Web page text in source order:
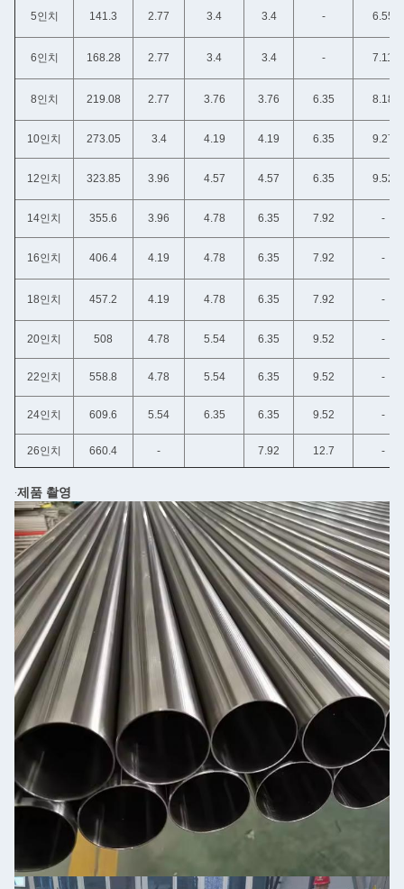
5인치 141.3 2.77 3.4 3.4 - 6.55
6인치 168.28 2.77 3.4 3.4 - 7.11
8인치 219.08 2.77 3.76 3.76 6.35 8.18
10인치 273.05 3.4 4.19 4.19 6.35 9.27
12인치 323.85 3.96 4.57 4.57 6.35 9.52
14인치 355.6 3.96 4.78 6.35 7.92 -
16인치 406.4 4.19 4.78 6.35 7.92 -
18인치 457.2 4.19 4.78 6.35 7.92 -
20인치 508 4.78 5.54 6.35 9.52 -
22인치 558.8 4.78 5.54 6.35 9.52 -
24인치 609.6 5.54 6.35 6.35 9.52 -
26인치 660.4 - 7.92 12.7 -
∙제품 촬영